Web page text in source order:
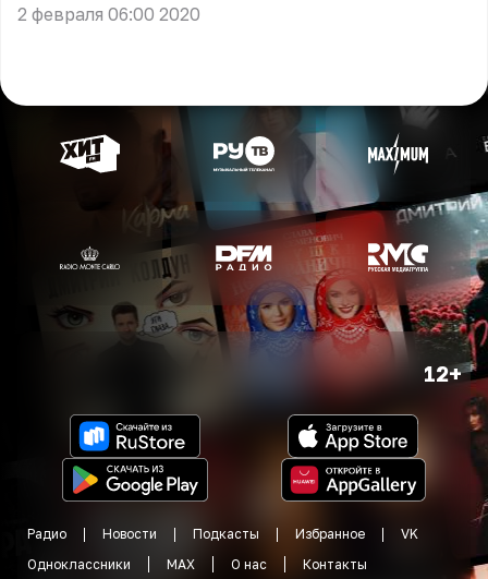
2 февраля 06:00 2020
12+
Радио Новости Подкасты Избранное
VK
Одноклассники
MAX О нас Контакты